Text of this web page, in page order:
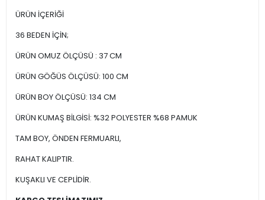
ÜRÜN İÇERİĞİ
36 BEDEN İÇİN;
ÜRÜN OMUZ ÖLÇÜSÜ : 37 CM
ÜRÜN GÖĞÜS ÖLÇÜSÜ: 100 CM
ÜRÜN BOY ÖLÇÜSÜ: 134 CM
ÜRÜN KUMAŞ BİLGİSİ: %32 POLYESTER %68 PAMUK
TAM BOY, ÖNDEN FERMUARLI,
RAHAT KALIPTIR.
KUŞAKLI VE CEPLİDİR.